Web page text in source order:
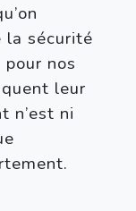
la sécurité
nos
leur
n’est ni